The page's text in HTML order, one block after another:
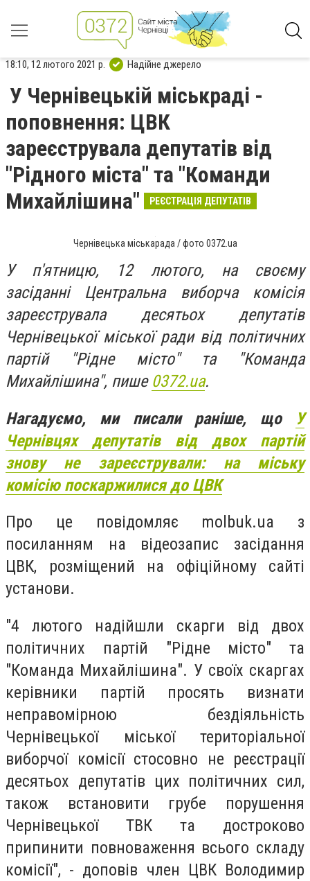
18:10, 12 лютого 2021 р. Надійне джерело
У Чернівецькій міськраді -
поповнення: ЦВК
зареєструвала депутатів від
"Рідного міста" та "Команди
Михайлішина"
РЕЄСТРАЦІЯ ДЕПУТАТІВ
Чернівецька міськарада / фото 0372.ua
У п'ятницю, 12 лютого, на своєму
засіданні Центральна виборча комісія
зареєструвала десятьох депутатів
Чернівецької міської ради від політичних
партій "Рідне місто" та "Команда
Михайлішина", пише 0372.ua.
Нагадуємо, ми писали раніше, що
У
Чернівцях депутатів від двох партій
знову не зареєстрували: на міську
комісію поскаржилися до ЦВК
Про це повідомляє molbuk.ua з
посиланням на відеозапис засідання
ЦВК, розміщений на офіційному сайті
установи.
"4 лютого надійшли скарги від двох
політичних партій "Рідне місто" та
"Команда Михайлішина". У своїх скаргах
керівники партій просять визнати
неправомірною бездіяльність
Чернівецької міської територіальної
виборчої комісії стосовно не реєстрації
десятьох депутатів цих політичних сил,
також встановити грубе порушення
Чернівецької ТВК та достроково
припинити повноваження всього складу
комісії", - доповів член ЦВК Володимир